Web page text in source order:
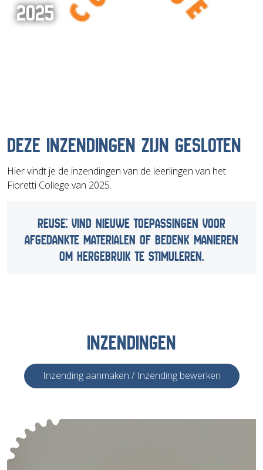
2025
DEZE INZENDINGEN ZIJN GESLOTEN
Hier vindt je de inzendingen van de leerlingen van het
Fioretti College van 2025.
REUSE: VIND NIEUWE TOEPASSINGEN VOOR
AFGEDANKTE MATERIALEN OF BEDENK MANIEREN
OM HERGEBRUIK TE STIMULEREN.
INZENDINGEN
Inzending aanmaken / Inzending bewerken